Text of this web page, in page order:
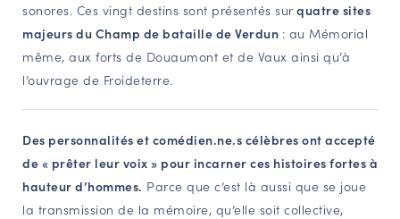
Responsables de structures
Étudiants & chercheurs
sonores. Ces vingt destins sont présentés sur quatre sites
majeurs du Champ de bataille de Verdun : au Mémorial
même, aux forts de Douaumont et de Vaux ainsi qu’à
l’ouvrage de Froideterre.
Des personnalités et comédien.ne.s célèbres ont accepté
de « prêter leur voix » pour incarner ces histoires fortes à
hauteur d’hommes. Parce que c’est là aussi que se joue
la transmission de la mémoire, qu’elle soit collective,